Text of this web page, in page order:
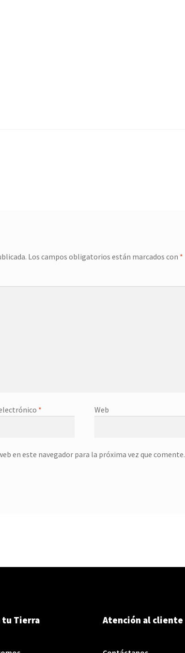
Los campos obligatorios están marcados con *
* Web
en este navegador para la próxima vez que comente.
tu Tierra Atención al cliente